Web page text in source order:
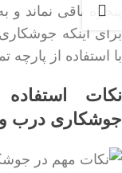
پنجره باقی نماند
برای اینکه
با استفاده از
نکات
جوشکاری درب و